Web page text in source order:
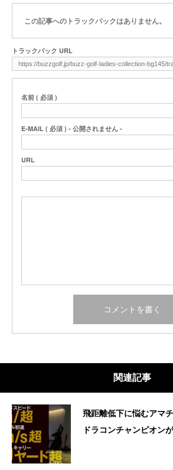
この記事へのトラックバックはありません。
トラックバック URL
名前 ( 必須 )
E-MAIL ( 必須 ) - 公開されません -
URL
関連記事
飛距離低下に悩むアマ
ドラコンチャンピオン